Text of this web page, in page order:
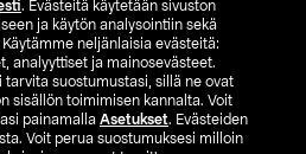
. Evästeitä käytetään sivuston
ja käytön analysointiin sekä
neljänlaisia evästeitä:
analyyttiset ja mainosevästeet.
suostumustasi, sillä ne ovat
sisällön toimimisen kannalta. Voit
painamalla Asetukset. Evästeiden
Voit perua suostumuksesi milloin
myymälä
NO FI
FI SV